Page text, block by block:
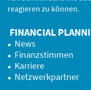
reagieren zu können.
FINANCIAL
News
Finanzstimmen
Karriere
Netzwerkpartner